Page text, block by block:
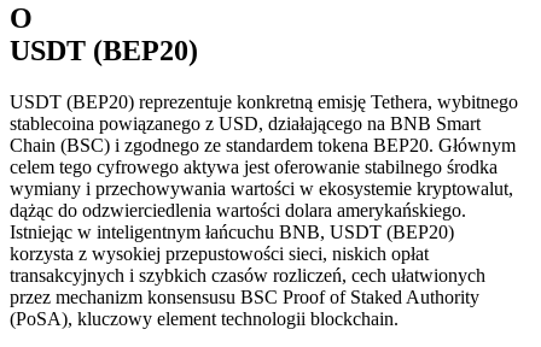
O
USDT (BEP20)
USDT (BEP20) reprezentuje konkretną emisję Tethera, wybitnego
stablecoina powiązanego z USD, działającego na BNB Smart
Chain (BSC) i zgodnego ze standardem tokena BEP20. Głównym
celem tego cyfrowego aktywa jest oferowanie stabilnego środka
wymiany i przechowywania wartości w ekosystemie kryptowalut,
dążąc do odzwierciedlenia wartości dolara amerykańskiego.
Istniejąc w inteligentnym łańcuchu BNB, USDT (BEP20)
korzysta z wysokiej przepustowości sieci, niskich opłat
transakcyjnych i szybkich czasów rozliczeń, cech ułatwionych
przez mechanizm konsensusu BSC Proof of Staked Authority
(PoSA), kluczowy element technologii blockchain.